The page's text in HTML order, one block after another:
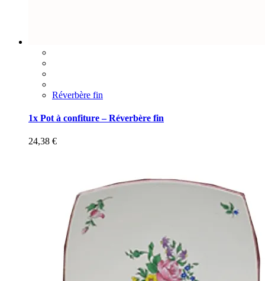
Réverbère fin
1x Pot à confiture – Réverbère fin
24,38 €